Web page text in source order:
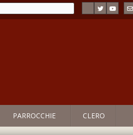
PARROCCHIE CLERO